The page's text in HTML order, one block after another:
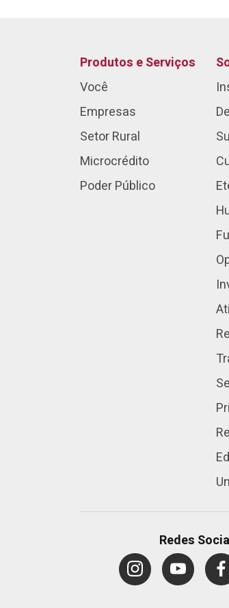
Produtos e Serviços
Você
Empresas
Setor Rural
Microcrédito
Poder Público
Redes